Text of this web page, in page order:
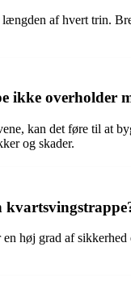
af hvert trin.
ikke overholder
kan det føre til at
og skader.
høj grad af